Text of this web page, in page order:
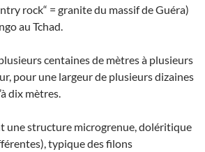
rock“ = granite du massif de Guéra)
au Tchad.
centaines de mètres à plusieurs
pour une largeur de plusieurs dizaines
dix mètres.
une structure microgrenue, doléritique
typique des filons